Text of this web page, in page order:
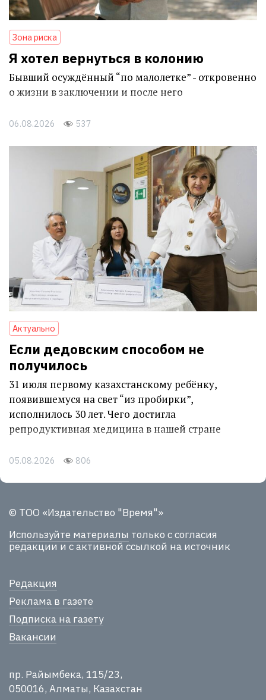
Зона риска
Я хотел вернуться в колонию
Бывший осуждённый “по малолетке” - откровенно
о жизни в заключении и после него
06.08.2026 537
Актуально
Если дедовским способом не
получилось
31 июля первому казахстанскому ребёнку,
появившемуся на свет “из пробирки”,
исполнилось 30 лет. Чего достигла
репродуктивная медицина в нашей стране
05.08.2026 806
© ТОО «Издательство "Время"»
Используйте материалы только с согласия
редакции и с активной ссылкой на источник
Редакция
Реклама в газете
Подписка на газету
Вакансии
пр. Райымбека, 115/23,
050016, Алматы, Казахстан